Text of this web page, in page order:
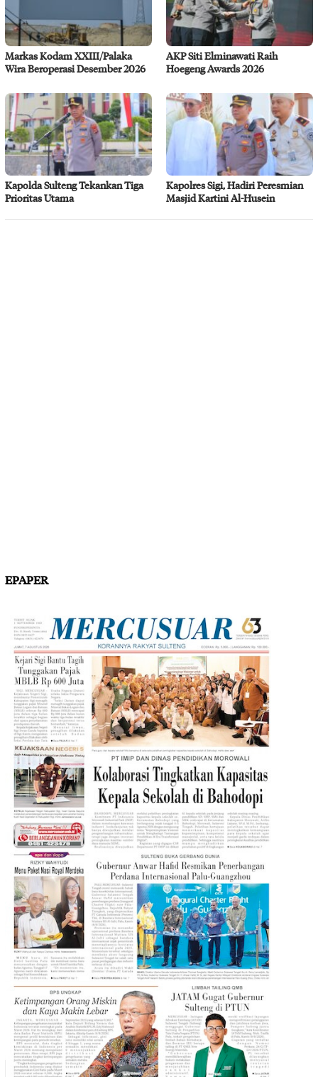
Markas Kodam XXIII/Palaka
Wira Beroperasi Desember 2026
AKP Siti Elminawati Raih
Hoegeng Awards 2026
Kapolda Sulteng Tekankan Tiga
Prioritas Utama
Kapolres Sigi, Hadiri Peresmian
Masjid Kartini Al-Husein
EPAPER